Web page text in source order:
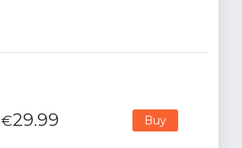
€29.99 Buy